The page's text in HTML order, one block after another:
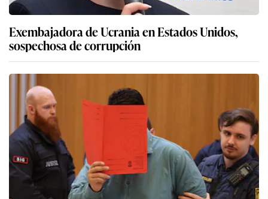
Exembajadora de Ucrania en Estados Unidos,
sospechosa de corrupción